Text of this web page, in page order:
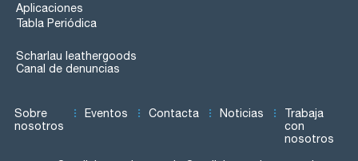
Aplicaciones
Tabla Periódica
Scharlau leathergoods
Canal de denuncias
Sobre
nosotros
Eventos Contacta Noticias
Trabaja
con
nosotros